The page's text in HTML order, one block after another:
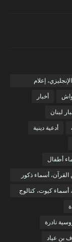
إعلام
أخبار
لبنان
أدعية دينية
أطفال
القرآن، أسماء ذكور
ذكور 2025، أسماء قوية، أسماء كيوت، كتالوج
نادرة
بن عياد